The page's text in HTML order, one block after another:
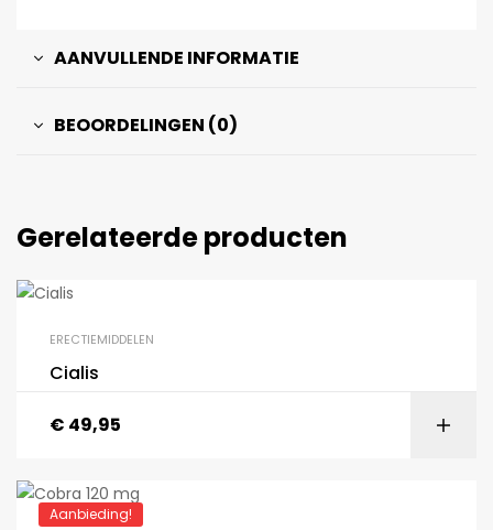
AANVULLENDE INFORMATIE
BEOORDELINGEN (0)
Gerelateerde producten
ERECTIEMIDDELEN
Cialis
€ 49,95
Aanbieding!